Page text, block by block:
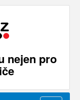
nejen pro